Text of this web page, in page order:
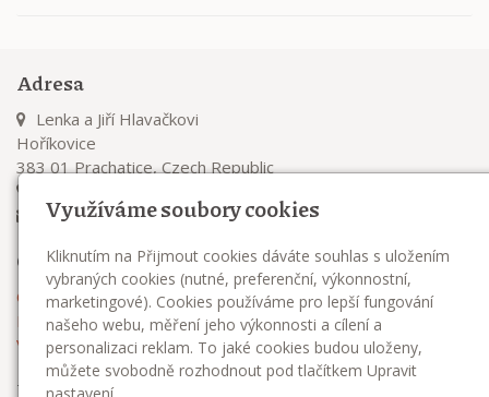
Adresa
Lenka a Jiří Hlavačkovi
Hoříkovice
383 01 Prachatice, Czech Republic
dreamofjoy@seznam.cz
O nás
O chovatelské stanici
Podmínky prodeje štěňátek
Výbava pro ště
Najdete nás
Využíváme soubory cookies
Kliknutím na Přijmout cookies dáváte souhlas s uložením
vybraných cookies (nutné, preferenční, výkonnostní,
marketingové). Cookies používáme pro lepší fungování
našeho webu, měření jeho výkonnosti a cílení a
personalizaci reklam. To jaké cookies budou uloženy,
můžete svobodně rozhodnout pod tlačítkem Upravit